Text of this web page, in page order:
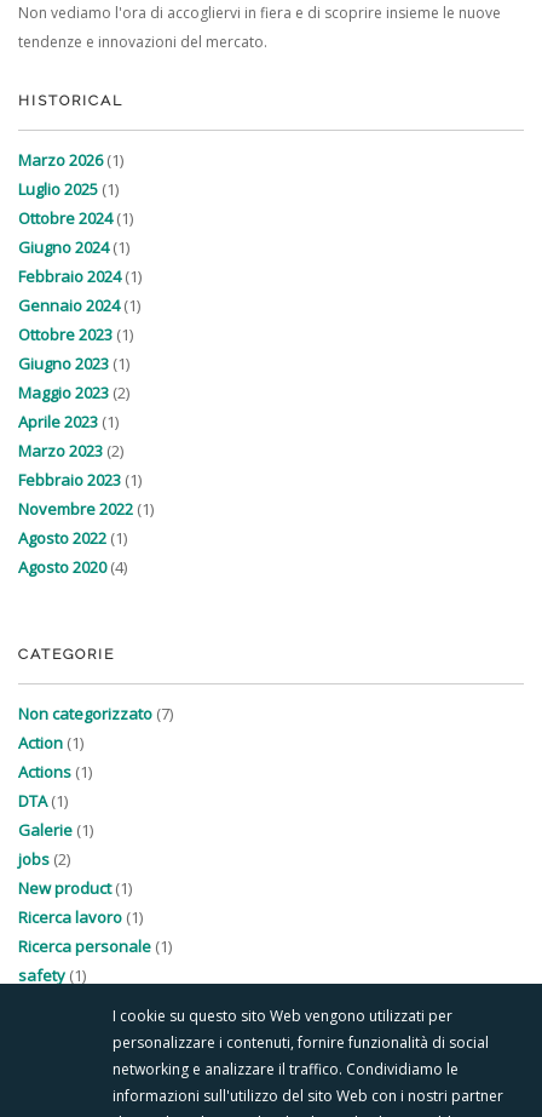
Non vediamo l'ora di accogliervi in fiera e di scoprire insieme le nuove
tendenze e innovazioni del mercato.
HISTORICAL
Marzo 2026(1)
Luglio 2025 (1)
Ottobre 2024(1)
Giugno 2024(1)
Febbraio 2024(1)
Gennaio 2024(1)
Ottobre 2023 (1)
Giugno 2023 (1)
Maggio 2023 (2)
Aprile 2023 (1)
Marzo 2023 (2)
Febbraio 2023 (1)
Novembre 2022 (1)
Agosto 2022 (1)
Agosto 2020(4)
CATEGORIE
Non categorizzato (7)
Action (1)
Actions (1)
DTA(1)
Galerie (1)
jobs (2)
New product(1)
Ricerca lavoro (1)
Ricerca personale (1)
safety (1)
I cookie su questo sito Web vengono utilizzati per
personalizzare i contenuti, fornire funzionalità di social
networking e analizzare il traffico. Condividiamo le
informazioni sull'utilizzo del sito Web con i nostri partner